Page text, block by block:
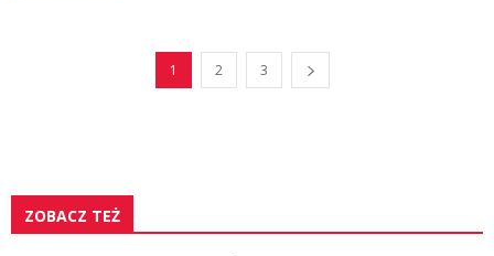
1 2 3
ZOBACZ TEŻ